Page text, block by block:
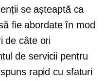
se așteaptă ca
fie abordate în mod
de câte ori
de servicii pentru
rapid cu sfaturi